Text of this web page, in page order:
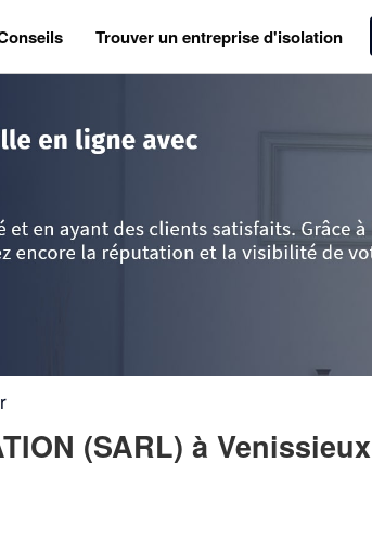
Trouver un entreprise d'isolation
(SARL) à Venissieux